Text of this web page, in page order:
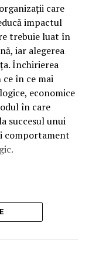
dezvoltate
performanțe
specificații ale
echipate cu:
care
impactul
trebuie luat în
iar alegerea
Închirierea
în ce mai
economice
în care
succesul unui
comportament
activității
de costuri.
rentabilă decât
de toalete.